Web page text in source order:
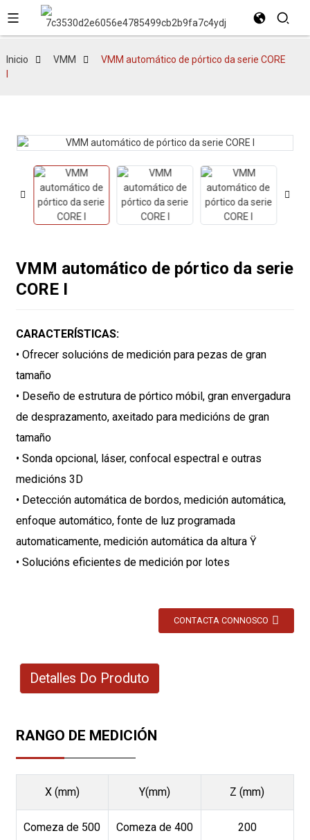
Inicio VMM
VMM automático de pórtico da serie CORE
VMM automático de pórtico da serie
CORE I
CARACTERÍSTICAS:
• Ofrecer solucións de medición para pezas de gran
tamaño
• Deseño de estrutura de pórtico móbil, gran envergadura
de desprazamento, axeitado para medicións de gran
tamaño
• Sonda opcional, láser, confocal espectral e outras
medicións 3D
• Detección automática de bordos, medición automática,
enfoque automático, fonte de luz programada
automaticamente, medición automática da altura Ÿ
• Solucións eficientes de medición por lotes
CONTACTA CONNOSCO
Detalles Do Produto
RANGO DE MEDICIÓN
X (mm) Y(mm) Z (mm)
Comeza de 500
Comeza de 400
200